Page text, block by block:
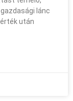
lánc
után